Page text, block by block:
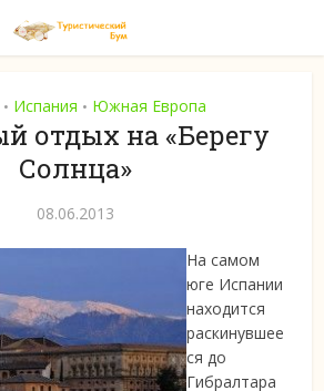
• Испания • Южная Европа
отдых на «Берегу
Солнца»
08.06.2013
На самом
юге Испании
находится
раскинувшее
ся до
Гибралтара